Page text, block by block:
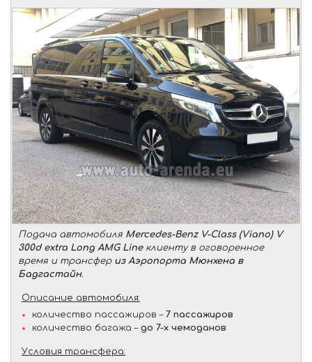
Подача автомобиля Mercedes-Benz V-Class (Viano) V
300d extra Long AMG Lineклиенту в оговоренное
время и трансфер из Аэропорта Мюнхена в
Бадгастайн.
Описание автомобиля:
количество пассажиров – 7 пассажиров
количество багажа – до 7-х чемоданов
Условия трансфера: